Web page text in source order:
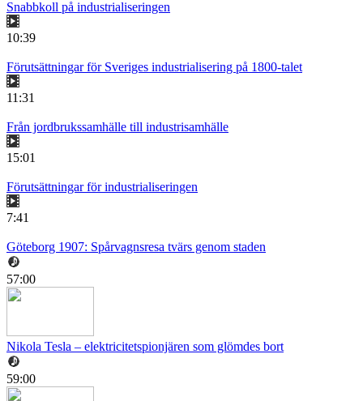
Snabbkoll på industrialiseringen
10:39
Förutsättningar för Sveriges industrialisering på 1800-talet
11:31
Från jordbrukssamhälle till industrisamhälle
15:01
Förutsättningar för industrialiseringen
7:41
Göteborg 1907: Spårvagnsresa tvärs genom staden
57:00
Nikola Tesla – elektricitetspionjären som glömdes bort
59:00